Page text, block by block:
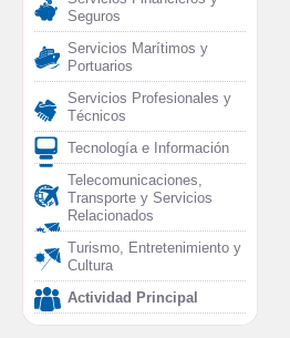
Seguros
Servicios Marítimos y
Portuarios
Servicios Profesionales y
Técnicos
Tecnología e Información
Telecomunicaciones,
Transporte y Servicios
Relacionados
Turismo, Entretenimiento y
Cultura
Actividad Principal